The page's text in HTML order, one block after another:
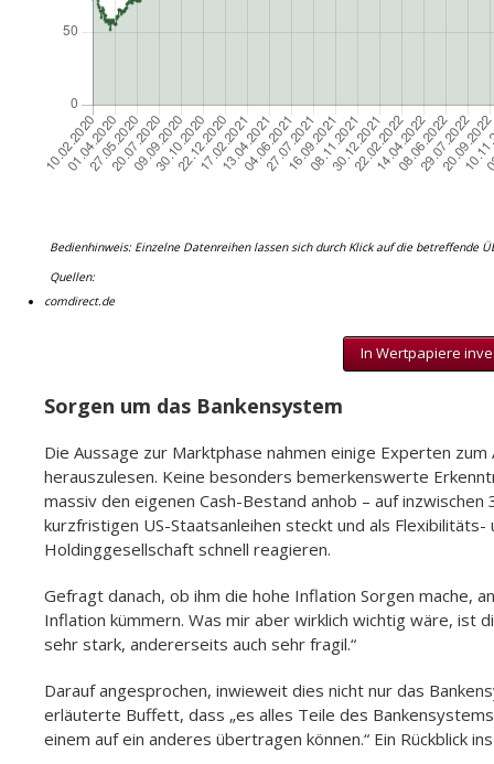
Bedienhinweis: Einzelne Datenreihen lassen sich durch Klick auf die betreffende
Quellen:
comdirect.de
In Wertpapiere
Sorgen um das Bankensystem
Die Aussage zur Marktphase nahmen einige Experten
herauszulesen. Keine besonders bemerkenswerte
massiv den eigenen Cash-Bestand anhob – auf
kurzfristigen US-Staatsanleihen steckt und als
Holdinggesellschaft schnell reagieren.
Gefragt danach, ob ihm die hohe Inflation Sorgen mache,
Inflation kümmern. Was mir aber wirklich wichtig wäre, ist
sehr stark, andererseits auch sehr fragil.“
Darauf angesprochen, inwieweit dies nicht nur das
erläuterte Buffett, dass „es alles Teile des
einem auf ein anderes übertragen können.“ Ein Rückblick